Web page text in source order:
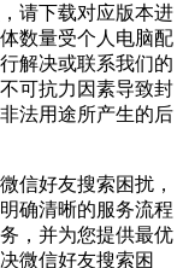
请下载对应版本进
数量受个人电脑配
解决或联系我们的
可抗力因素导致封
法用途所产生的后
信好友搜索困扰，
确清晰的服务流程
，并为您提供最优
微信好友搜索困